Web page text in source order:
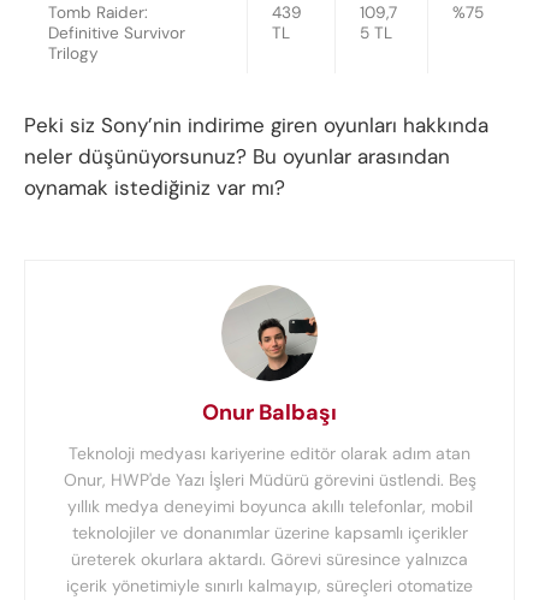
Tomb Raider:
Definitive Survivor
Trilogy
439
TL
109,7
5 TL
%75
Peki siz Sony’nin indirime giren oyunları hakkında
neler düşünüyorsunuz? Bu oyunlar arasından
oynamak istediğiniz var mı?
Onur Balbaşı
Teknoloji medyası kariyerine editör olarak adım atan
Onur, HWP'de Yazı İşleri Müdürü görevini üstlendi. Beş
yıllık medya deneyimi boyunca akıllı telefonlar, mobil
teknolojiler ve donanımlar üzerine kapsamlı içerikler
üreterek okurlara aktardı. Görevi süresince yalnızca
içerik yönetimiyle sınırlı kalmayıp, süreçleri otomatize